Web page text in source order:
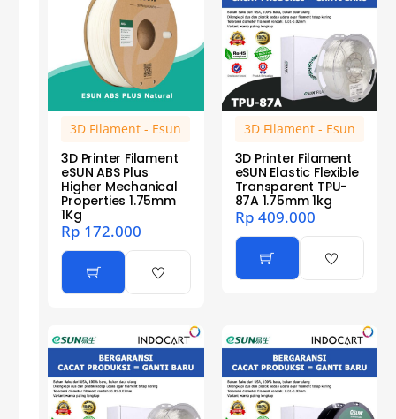
3D Filament - Esun
3D Printer Filament
eSUN ABS Plus
Higher Mechanical
Properties 1.75mm
1Kg
Rp 172.000
3D Filament - Esun
3D Printer Filament
eSUN Elastic Flexible
Transparent TPU-
87A 1.75mm 1kg
Rp 409.000